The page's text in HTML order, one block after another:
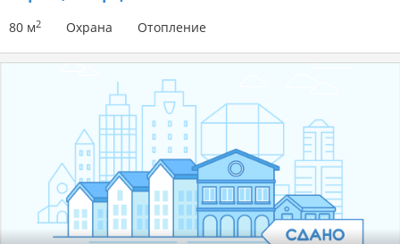
80 м2 Охрана Отопление